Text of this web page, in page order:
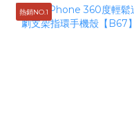
熱銷NO.1